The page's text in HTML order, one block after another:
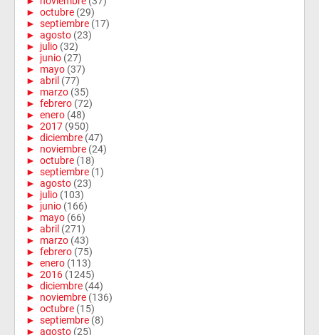
► octubre (29)
► septiembre (17)
► agosto (23)
► julio (32)
► junio (27)
► mayo (37)
► abril (77)
► marzo (35)
► febrero (72)
► enero (48)
► 2017 (950)
► diciembre (47)
► noviembre (24)
► octubre (18)
► septiembre (1)
► agosto (23)
► julio (103)
► junio (166)
► mayo (66)
► abril (271)
► marzo (43)
► febrero (75)
► enero (113)
► 2016 (1245)
► diciembre (44)
► noviembre (136)
► octubre (15)
► septiembre (8)
► agosto (25)